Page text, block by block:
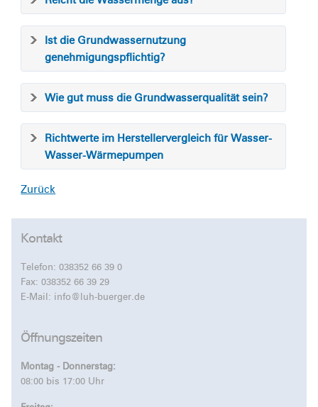
Ist die Grundwassernutzung
genehmigungspflichtig?
Wie gut muss die Grundwasserqualität sein?
Richtwerte im Herstellervergleich für Wasser-
Wasser-Wärmepumpen
Zurück
Kontakt
Telefon:038352 66 39 0
Fax: 038352 66 39 29
E-Mail: info@luh-buerger.de
Öffnungszeiten
Montag - Donnerstag:
08:00 bis 17:00 Uhr